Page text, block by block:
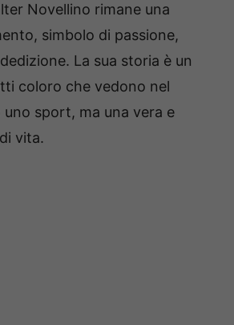
Novellino rimane una
simbolo di passione,
La sua storia è un
coloro che vedono nel
sport, ma una vera e
vita.